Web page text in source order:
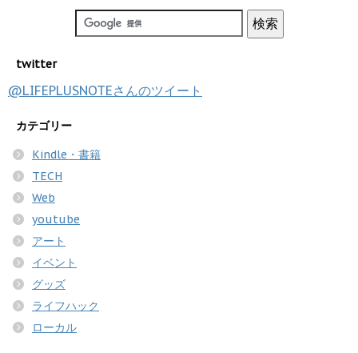
twitter
@LIFEPLUSNOTEさんのツイート
カテゴリー
Kindle・書籍
TECH
Web
youtube
アート
イベント
グッズ
ライフハック
ローカル